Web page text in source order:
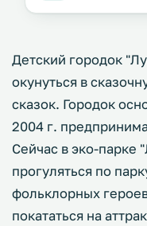
Детский городок
окунуться в
сказок. Городок
2004 г.
Сейчас в эко-
прогуляться по
фольклорных
покататься на